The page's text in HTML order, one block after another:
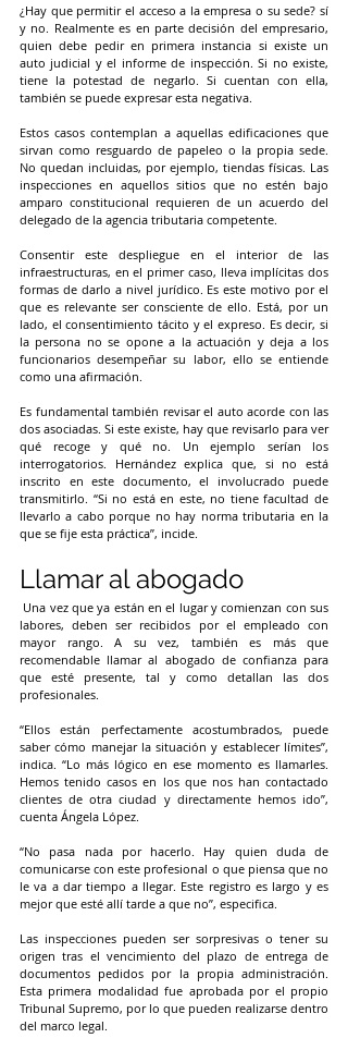
¿Hay que permitir el acceso a la empresa o su sede? sí
y no. Realmente es en parte decisión del empresario,
quien debe pedir en primera instancia si existe un
auto judicial y el informe de inspección. Si no existe,
tiene la potestad de negarlo. Si cuentan con ella,
también se puede expresar esta negativa.
Estos casos contemplan a aquellas edificaciones que
sirvan como resguardo de papeleo o la propia sede.
No quedan incluidas, por ejemplo, tiendas físicas. Las
inspecciones en aquellos sitios que no estén bajo
amparo constitucional requieren de un acuerdo del
delegado de la agencia tributaria competente.
Consentir este despliegue en el interior de las
infraestructuras, en el primer caso, lleva implícitas dos
formas de darlo a nivel jurídico. Es este motivo por el
que es relevante ser consciente de ello. Está, por un
lado, el consentimiento tácito y el expreso. Es decir, si
la persona no se opone a la actuación y deja a los
funcionarios desempeñar su labor, ello se entiende
como una afirmación.
Es fundamental también revisar el auto acorde con las
dos asociadas. Si este existe, hay que revisarlo para ver
qué recoge y qué no. Un ejemplo serían los
interrogatorios. Hernández explica que, si no está
inscrito en este documento, el involucrado puede
transmitirlo. “Si no está en este, no tiene facultad de
llevarlo a cabo porque no hay norma tributaria en la
que se fije esta práctica”, incide.
Llamar al abogado
Una vez que ya están en el lugar y comienzan con sus
labores, deben ser recibidos por el empleado con
mayor rango. A su vez, también es más que
recomendable llamar al abogado de confianza para
que esté presente, tal y como detallan las dos
profesionales.
“Ellos están perfectamente acostumbrados, puede
saber cómo manejar la situación y establecer límites”,
indica. “Lo más lógico en ese momento es llamarles.
Hemos tenido casos en los que nos han contactado
clientes de otra ciudad y directamente hemos ido”,
cuenta Ángela López.
“No pasa nada por hacerlo. Hay quien duda de
comunicarse con este profesional o que piensa que no
le va a dar tiempo a llegar. Este registro es largo y es
mejor que esté allí tarde a que no”, especifica.
Las inspecciones pueden ser sorpresivas o tener su
origen tras el vencimiento del plazo de entrega de
documentos pedidos por la propia administración.
Esta primera modalidad fue aprobada por el propio
Tribunal Supremo, por lo que pueden realizarse dentro
del marco legal.